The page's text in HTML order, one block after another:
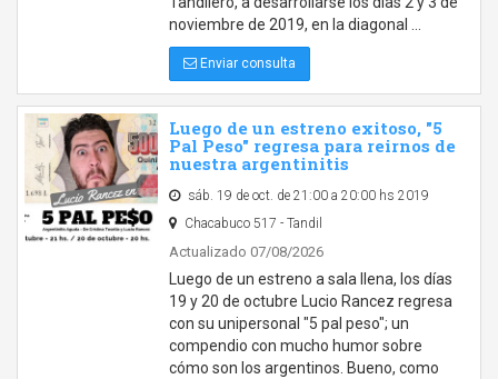
noviembre de 2019, en la diagonal …
Enviar consulta
Luego de un estreno exitoso, "5
Pal Peso" regresa para reirnos de
nuestra argentinitis
sáb. 19 de oct. de 21:00 a 20:00 hs 2019
Chacabuco 517 - Tandil
Actualizado 07/08/2026
Luego de un estreno a sala llena, los días
19 y 20 de octubre Lucio Rancez regresa
con su unipersonal "5 pal peso"; un
compendio con mucho humor sobre
cómo son los argentinos. Bueno, como